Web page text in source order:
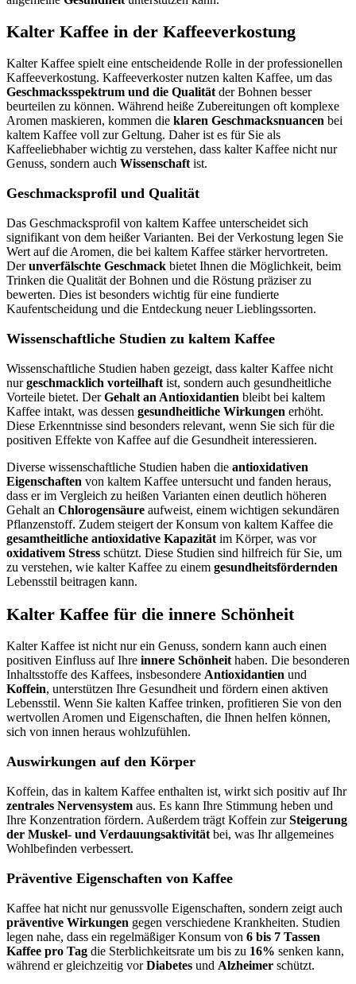
Kalter Kaffee in der Kaffeeverkostung
Kalter Kaffee spielt eine entscheidende Rolle in der professionellen
Kaffeeverkostung. Kaffeeverkoster nutzen kalten Kaffee, um das
Geschmacksspektrum und die Qualität der Bohnen besser
beurteilen zu können. Während heiße Zubereitungen oft komplexe
Aromen maskieren, kommen die klaren Geschmacksnuancen bei
kaltem Kaffee voll zur Geltung. Daher ist es für Sie als
Kaffeeliebhaber wichtig zu verstehen, dass kalter Kaffee nicht nur
Genuss, sondern auch Wissenschaft ist.
Geschmacksprofil und Qualität
Das Geschmacksprofil von kaltem Kaffee unterscheidet sich
signifikant von dem heißer Varianten. Bei der Verkostung legen Sie
Wert auf die Aromen, die bei kaltem Kaffee stärker hervortreten.
Derunverfälschte Geschmack bietet Ihnen die Möglichkeit, beim
Trinken die Qualität der Bohnen und die Röstung präziser zu
bewerten. Dies ist besonders wichtig für eine fundierte
Kaufentscheidung und die Entdeckung neuer Lieblingssorten.
Wissenschaftliche Studien zu kaltem Kaffee
Wissenschaftliche Studien haben gezeigt, dass kalter Kaffee nicht
nurgeschmacklich vorteilhaft ist, sondern auch gesundheitliche
Vorteile bietet. DerGehalt an Antioxidantien bleibt bei kaltem
Kaffee intakt, was dessen gesundheitliche Wirkungen erhöht.
Diese Erkenntnisse sind besonders relevant, wenn Sie sich für die
positiven Effekte von Kaffee auf die Gesundheit interessieren.
Diverse wissenschaftliche Studien haben die antioxidativen
Eigenschaften von kaltem Kaffee untersucht und fanden heraus,
dass er im Vergleich zu heißen Varianten einen deutlich höheren
Gehalt an Chlorogensäure aufweist, einem wichtigen sekundären
Pflanzenstoff. Zudem steigert der Konsum von kaltem Kaffee die
gesamtheitliche antioxidative Kapazität im Körper, was vor
oxidativem Stress schützt. Diese Studien sind hilfreich für Sie, um
zu verstehen, wie kalter Kaffee zu einem gesundheitsfördernden
Lebensstil beitragen kann.
Kalter Kaffee für die innere Schönheit
Kalter Kaffee ist nicht nur ein Genuss, sondern kann auch einen
positiven Einfluss auf Ihre innere Schönheit haben. Die besonderen
Inhaltsstoffe des Kaffees, insbesondere Antioxidantien und
Koffein, unterstützen Ihre Gesundheit und fördern einen aktiven
Lebensstil. Wenn Sie kalten Kaffee trinken, profitieren Sie von den
wertvollen Aromen und Eigenschaften, die Ihnen helfen können,
sich von innen heraus wohlzufühlen.
Auswirkungen auf den Körper
Koffein, das in kaltem Kaffee enthalten ist, wirkt sich positiv auf Ihr
zentrales Nervensystem aus. Es kann Ihre Stimmung heben und
Ihre Konzentration fördern. Außerdem trägt Koffein zurSteigerung
der Muskel- und Verdauungsaktivität bei, was Ihr allgemeines
Wohlbefinden verbessert.
Präventive Eigenschaften von Kaffee
Kaffee hat nicht nur genussvolle Eigenschaften, sondern zeigt auch
präventive Wirkungen gegen verschiedene Krankheiten. Studien
legen nahe, dass ein regelmäßiger Konsum von 6 bis 7 Tassen
Kaffee pro Tag die Sterblichkeitsrate um bis zu 16% senken kann,
während er gleichzeitig vorDiabetes und Alzheimer schützt.